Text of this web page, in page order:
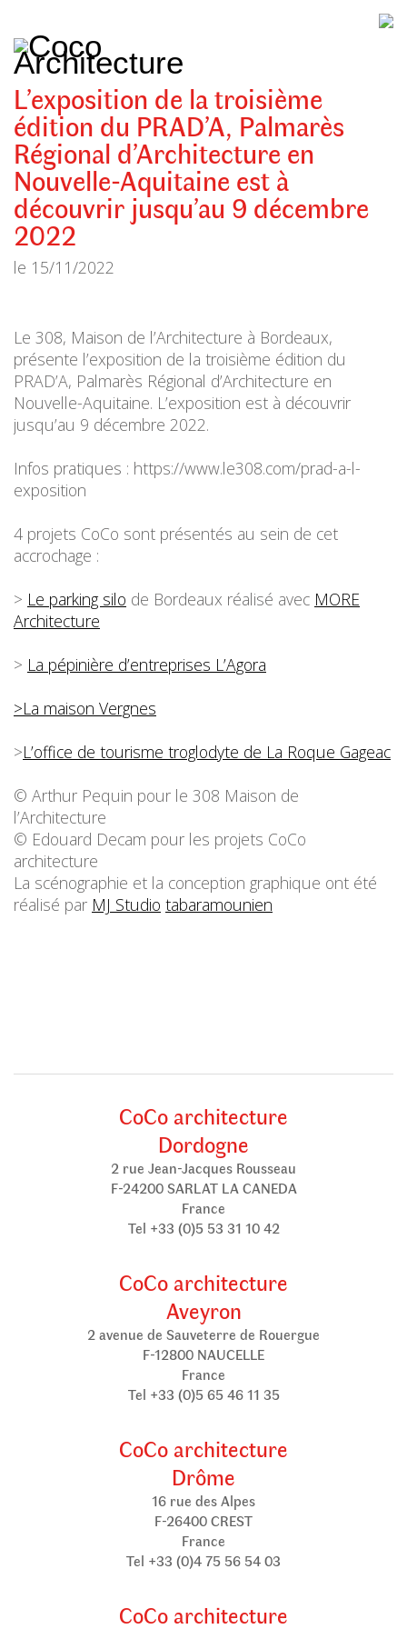
Architecture
architecture,
urbanisme,
etc.
L’exposition de la troisième
édition du PRAD’A, Palmarès
Régional d’Architecture en
Nouvelle-Aquitaine est à
découvrir jusqu’au 9 décembre
2022
le 15/11/2022
Le 308, Maison de l’Architecture à Bordeaux,
présente l’exposition de la troisième édition du
PRAD’A, Palmarès Régional d’Architecture en
Nouvelle-Aquitaine. L’exposition est à découvrir
jusqu’au 9 décembre 2022.
Infos pratiques : https://www.le308.com/prad-a-l-
exposition
4 projets CoCo sont présentés au sein de cet
accrochage :
> Le parking silo de Bordeaux réalisé avec MORE
Architecture
> La pépinière d’entreprises L’Agora
>La maison Vergnes
>L’office de tourisme troglodyte de La Roque Gageac
© Arthur Pequin pour le 308 Maison de
l’Architecture
© Edouard Decam pour les projets CoCo
architecture
La scénographie et la conception graphique ont été
réalisé par MJ Studio tabaramounien
CoCo architecture
Dordogne
2 rue Jean-Jacques Rousseau
F-24200 SARLAT LA CANEDA
France
Tel +33 (0)5 53 31 10 42
CoCo architecture
Aveyron
2 avenue de Sauveterre de Rouergue
F-12800 NAUCELLE
France
Tel +33 (0)5 65 46 11 35
CoCo architecture
Drôme
16 rue des Alpes
F-26400 CREST
France
Tel +33 (0)4 75 56 54 03
CoCo architecture